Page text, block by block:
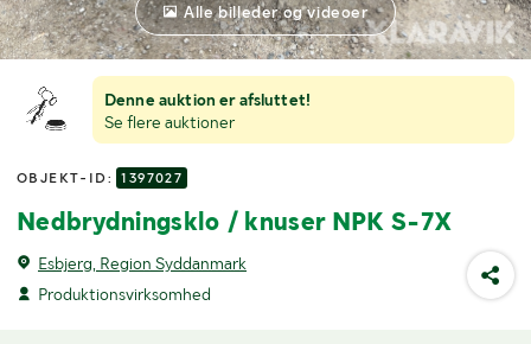
Denne auktion er afsluttet!
Se flere auktioner
OBJEKT-ID: 1397027
Nedbrydningsklo / knuser NPK S-7X
Esbjerg, Region Syddanmark
Produktionsvirksomhed
Alle billeder og videoer